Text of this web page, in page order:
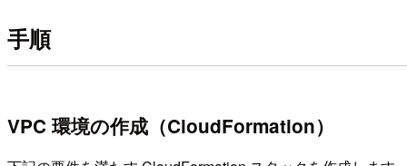
手順
VPC 環境の作成（CloudFormation）